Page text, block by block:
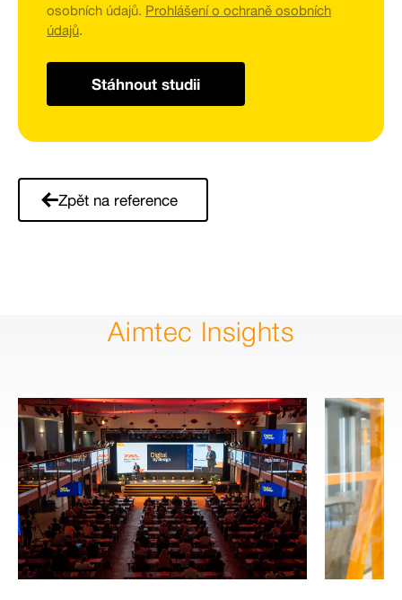
osobních údajů. Prohlášení o ochraně osobních
údajů.
Zpět na reference
Aimtec Insights